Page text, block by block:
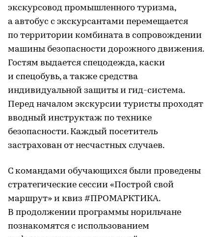
экскурсовод промышленного туризма,
а автобус с экскурсантами перемещается
по территории комбината в сопровождении
машины безопасности дорожного движения.
Гостям выдается спецодежда, каски
и спецобувь, а также средства
индивидуальной защиты и гид-система.
Перед началом экскурсии туристы проходят
вводный инструктаж по технике
безопасности. Каждый посетитель
застрахован от несчастных случаев.
С командами обучающихся были проведены
стратегические сессии «Построй свой
маршрут» и квиз #ПРОМАРКТИКА.
В продолжении программы норильчане
познакомятся с использованием